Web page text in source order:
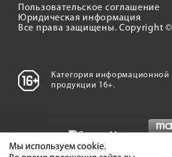
Пользовательское соглашение
Юридическая информация
Все права защищены. Copyright ©
Категория информационной
продукции 16+.
Мы используем cookie.